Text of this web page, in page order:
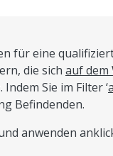
für eine
die sich auf dem
Sie im Filter ‘
Befindenden.
anwenden